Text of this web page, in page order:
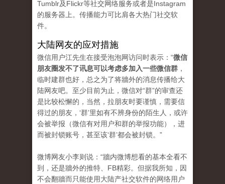
Tumblr及Flickr等社交网络服务或者是Instagram
的服务器上。传播能力可比肩各大热门社交软
件。
大陆网友的应对措施
微信用户江先生在接受泡泡网访问时表示：“微信
朋友圈发不了讯息可以考虑多加入一些微信群 ，
临时建群也好，总之为了将牆外的消息传播给大
陆网友吧。至少目前为止，微信对“群”的审查还
是比较松懈的，当然，拉朋友时要谨慎，需要信
得过的朋友，‘群’里如有不辨身份的陌生人，或许
会被举报（微信有对用户和群的举报功能），进
而被封锁账号，甚至该‘群’都会被封锁。”
微博网友小李则说：“牆内微博想看的基本全看不
到，还是牆外的推特、FB精彩。但据我所知，因
不会翻牆而只能使用大陆产社交软件的网络用户